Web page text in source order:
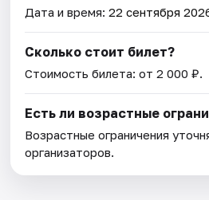
Дата и время:22 сентября
Сколько стоит билет?
Стоимость билета: от 2 000 ₽.
Есть ли возрастные
Возрастные ограничения
организаторов.